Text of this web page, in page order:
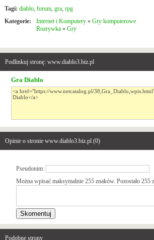
Tagi: diablo, forum, gra, rpg
Kategorie:
Internet i Komputery» Gry komputerowe
Rozrywka» Gry
Podlinkuj stronę: www.diablo3.biz.pl
Gra Diablo
Opinie o stronie www.diablo3.biz.pl (0)
Pseudonim:
Można wpisać maksymalnie 255 znaków. Pozostało255
Podobne strony